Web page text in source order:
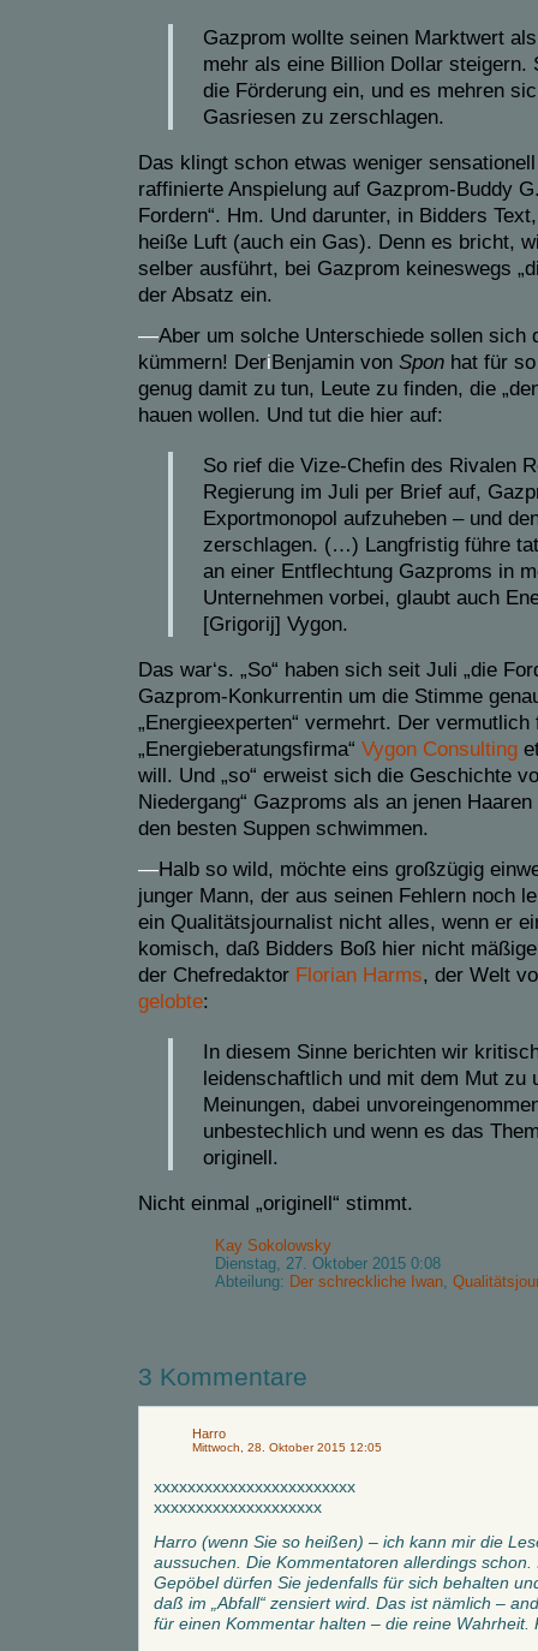
Gazprom wollte seinen Marktwert
mehr als eine Billion Dollar steigern.
die Förderung ein, und es mehren
Gasriesen zu zerschlagen.
Das klingt schon etwas weniger
raffinierte Anspielung auf Gazprom-Buddy
Fordern“. Hm. Und darunter, in Bidders
heiße Luft (auch ein Gas). Denn es bricht,
selber ausführt, bei Gazprom keineswegs
der Absatz ein.
—Aber um solche Unterschiede sollen sich
kümmern! DeriBenjamin von Spon hat für
genug damit zu tun, Leute zu finden, die
hauen wollen. Und tut die hier auf:
So rief die Vize-Chefin des Rivalen
Regierung im Juli per Brief auf,
Exportmonopol aufzuheben – und
zerschlagen. (…) Langfristig führe
an einer Entflechtung Gazproms in
Unternehmen vorbei, glaubt auch
[Grigorij] Vygon.
Das war‘s. „So“ haben sich seit Juli „die
Gazprom-Konkurrentin um die Stimme
„Energieexperten“ vermehrt. Der vermutlich
„Energieberatungsfirma“ Vygon Consulting
will. Und „so“ erweist sich die Geschichte
Niedergang“ Gazproms als an jenen
den besten Suppen schwimmen.
—Halb so wild, möchte eins großzügig
junger Mann, der aus seinen Fehlern noch
ein Qualitätsjournalist nicht alles, wenn er
komisch, daß Bidders Boß hier nicht
der Chefredaktor Florian Harms, der Welt
gelobte:
In diesem Sinne berichten wir
leidenschaftlich und mit dem Mut zu
Meinungen, dabei
unbestechlich und wenn es das
originell.
Nicht einmal „originell“ stimmt.
Kay Sokolowsky
Dienstag, 27. Oktober 2015 0:08
Abteilung: Der schreckliche Iwan,
3 Kommentare
Harro
Mittwoch, 28. Oktober 2015 12:05
xxxxxxxxxxxxxxxxxxxxxxxx
xxxxxxxxxxxxxxxxxxxx
Harro (wenn Sie so heißen) – ich kann mir die
aussuchen. Die Kommentatoren allerdings
Gepöbel dürfen Sie jedenfalls für sich behalten
daß im „Abfall“ zensiert wird. Das ist nämlich –
für einen Kommentar halten – die reine Wahrheit.